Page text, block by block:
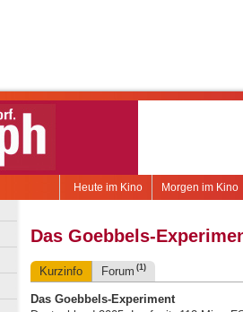
Morgen im Kino
Heute im Kino
Das Goebbels-
Kurzinfo Forum (1)
Das Goebbels-Experiment